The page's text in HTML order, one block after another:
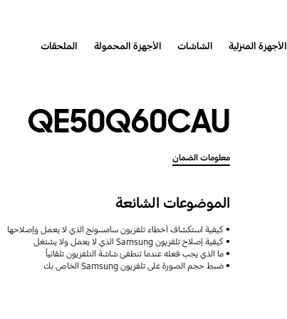
الأجهزة المنزلية الشاشات الأجهزة المحمولة الملحقات
QE50Q60CAU
معلومات الضمان
الموضوعات الشائعة
كيفية استكشاف أخطاء تلفزيون سامسونج الذي لا يعمل وإصلاحها
كيفية إصلاح تلفزيون Samsung الذي لا يعمل ولا يشتغل
ما الذي يجب فعله عندما تنطفئ شاشة التلفزيون تلقائياً
ضبط حجم الصورة على تلفزيون Samsung الخاص بك